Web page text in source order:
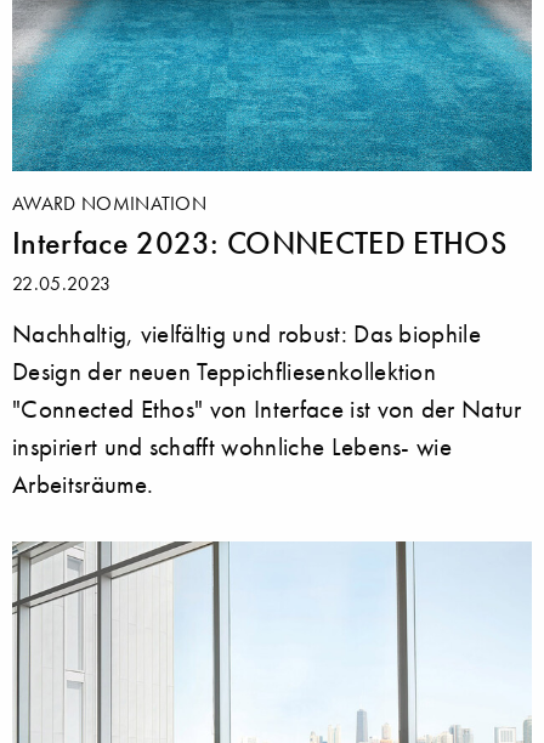
AWARD NOMINATION
Interface 2023: CONNECTED ETHOS
22.05.2023
Nachhaltig, vielfältig und robust: Das biophile
Design der neuen Teppichfliesenkollektion
"Connected Ethos" von Interface ist von der Natur
inspiriert und schafft wohnliche Lebens- wie
Arbeitsräume.